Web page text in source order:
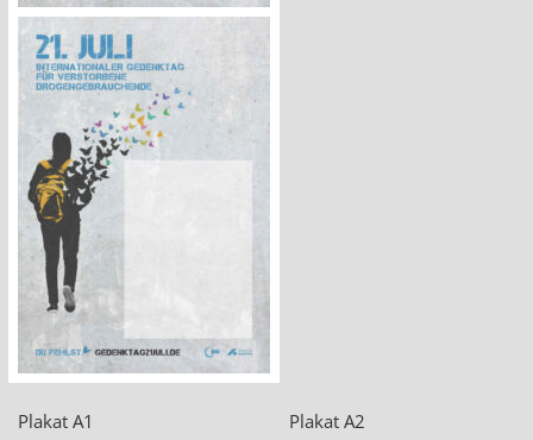
Plakat A1 Plakat A2